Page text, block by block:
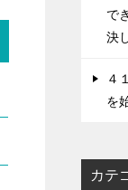
で
決
４
を
カテ